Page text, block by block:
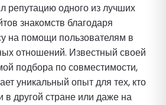
репутацию одного из лучших
знакомств благодаря
на помощи пользователям в
отношений. Известный своей
подбора по совместимости,
уникальный опыт для тех, кто
в другой стране или даже на